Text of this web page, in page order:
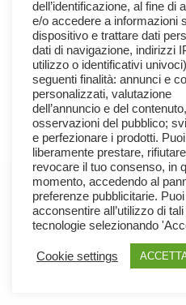
© 2025 - SIRIANNI
Società con
via A.Tenuta N°12 -Zona Ind. -
P.IVA 02409470784 | Rea N°
dell’identificazione, al fine di
e/o accedere a informazioni
dispositivo e trattare dati
dati di navigazione, indirizzi
utilizzo o identificativi
seguenti finalità: annunci e
personalizzati, valutazione
dell’annuncio e del contenuto,
osservazioni del pubblico;
e perfezionare i prodotti. Puoi
liberamente prestare,
revocare il tuo consenso, in
momento, accedendo al
preferenze pubblicitarie. Puoi
acconsentire all’utilizzo di tali
tecnologie selezionando
Cookie settings
Seguici Su:
Privacy Policy